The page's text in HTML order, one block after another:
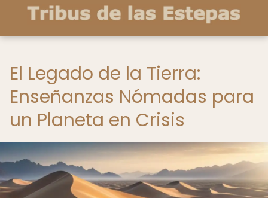
El Legado de la Tierra:
Enseñanzas Nómadas para
un Planeta en Crisis